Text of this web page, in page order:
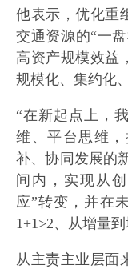
他表示，优化重
交通资源的“一
高资产规模效益
规模化、集约化
“在新起点上，
维、平台思维
补、协同发展的
间内，实现从
应”转变，并在
1+1>2、从增量
从主责主业层面